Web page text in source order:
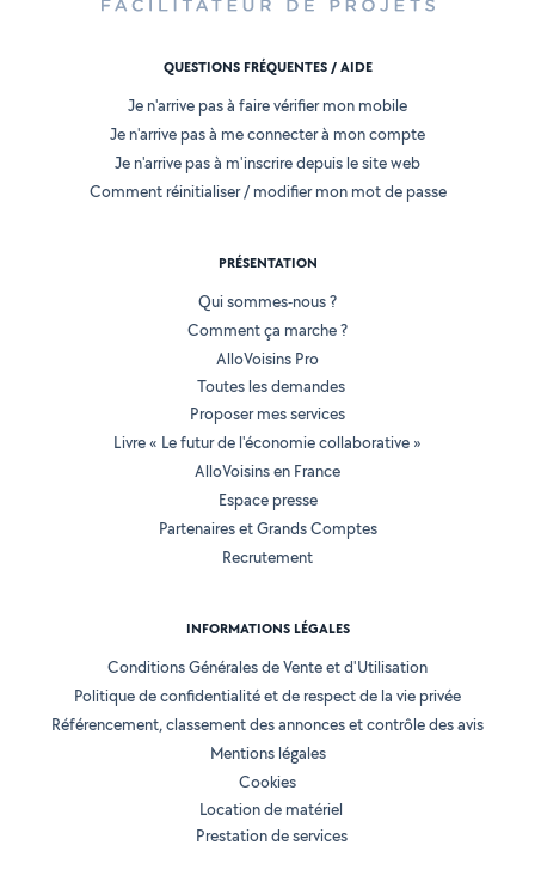
QUESTIONS FRÉQUENTES / AIDE
Je n'arrive pas à faire vérifier mon mobile
Je n'arrive pas à me connecter à mon compte
Je n'arrive pas à m'inscrire depuis le site web
Comment réinitialiser / modifier mon mot de passe
PRÉSENTATION
Qui sommes-nous ?
Comment ça marche ?
AlloVoisins Pro
Toutes les demandes
Proposer mes services
Livre « Le futur de l'économie collaborative »
AlloVoisins en France
Espace presse
Partenaires et Grands Comptes
Recrutement
INFORMATIONS LÉGALES
Conditions Générales de Vente et d'Utilisation
Politique de confidentialité et de respect de la vie privée
Référencement, classement des annonces et contrôle des avis
Mentions légales
Cookies
Location de matériel
Prestation de services